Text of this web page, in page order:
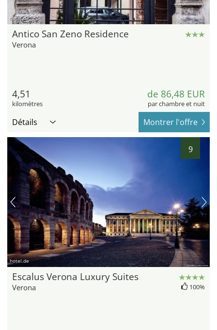
hotel.de
Antico San Zeno Residence
Verona
4,51
kilomètres
de 86,48 EUR
par chambre et nuit
Détails Montrer l'offre
9
hotel.de
Escalus Verona Luxury Suites
Verona 100%